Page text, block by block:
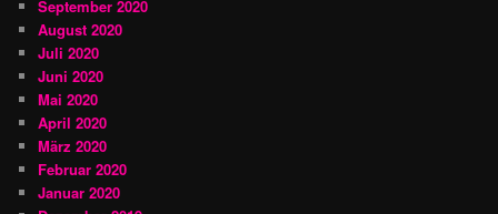
September 2020
August 2020
Juli 2020
Juni 2020
Mai 2020
April 2020
März 2020
Februar 2020
Januar 2020